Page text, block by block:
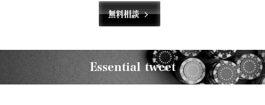
無料相談
Essential tweet